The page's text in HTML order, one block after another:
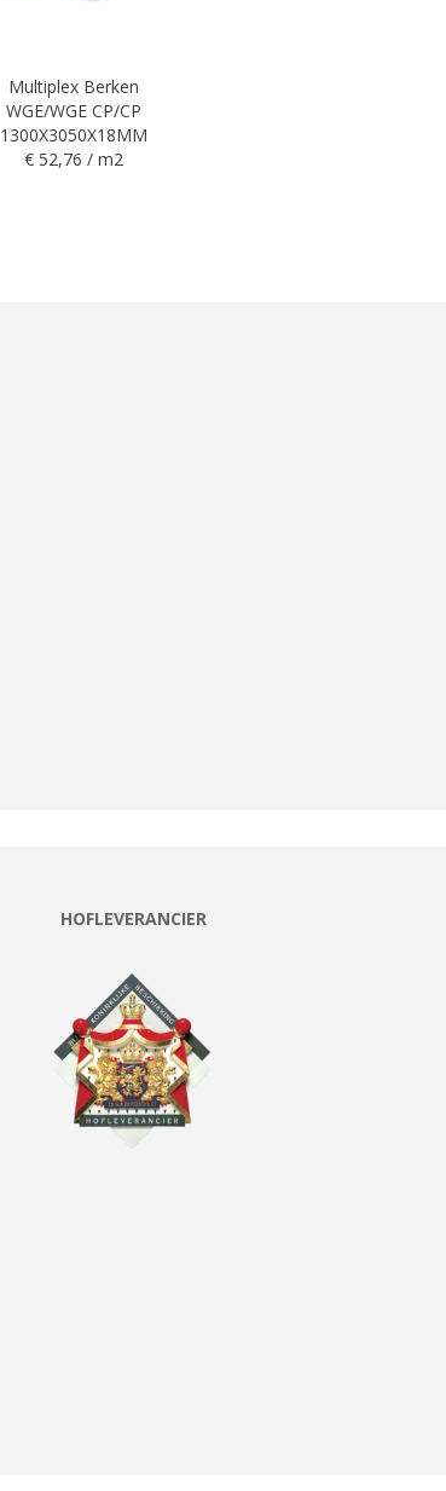
Multiplex Berken
WGE/WGE CP/CP
1300X3050X18MM
€ 52,76 / m2
HOFLEVERANCIER